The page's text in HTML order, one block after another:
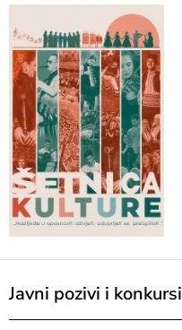
Javni pozivi i konkursi